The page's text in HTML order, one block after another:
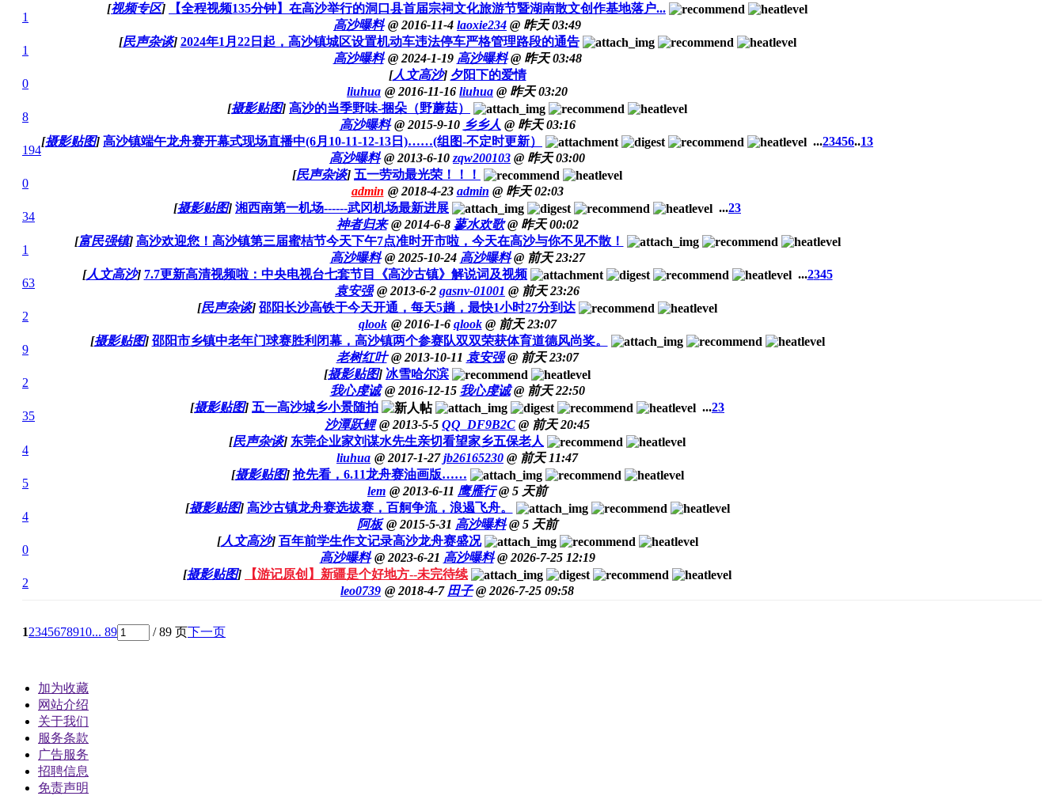
1
[视频专区]
【全程视频135分钟】在高沙举行的洞口县首届宗祠文化旅游节暨湖南散文创作基地落户...
高沙曝料 @ 2016-11-4 laoxie234 @ 昨天 03:49
1
[民声杂谈] 2024年1月22日起，高沙镇城区设置机动车违法停车严格管理路段的通告
高沙曝料 @ 2024-1-19 高沙曝料@ 昨天 03:48
0
[人文高沙] 夕阳下的爱情
liuhua @ 2016-11-16 liuhua @ 昨天 03:20
8
[摄影贴图] 高沙的当季野味-捆朵（野蘑菇）
高沙曝料 @ 2015-9-10 乡乡人 @ 昨天 03:16
194
[摄影贴图] 高沙镇端午龙舟赛开幕式现场直播中(6月10-11-12-13日)……(组图-不定时更新） ...23456..13
高沙曝料 @ 2013-6-10 zqw200103 @ 昨天 03:00
0
[民声杂谈] 五一劳动最光荣！！！
admin @ 2018-4-23 admin @ 昨天 02:03
34
[摄影贴图] 湘西南第一机场------武冈机场最新进展 ...23
神者归来 @ 2014-6-8 蓼水欢歌@ 昨天 00:02
1
[富民强镇] 高沙欢迎您！高沙镇第三届蜜桔节今天下午7点准时开市啦，今天在高沙与你不见不散！
高沙曝料 @ 2025-10-24 高沙曝料@ 前天 23:27
63
[人文高沙] 7.7更新高清视频啦：中央电视台七套节目《高沙古镇》解说词及视频 ...2345
袁安强 @ 2013-6-2 gasnv-01001 @ 前天 23:26
2
[民声杂谈] 邵阳长沙高铁于今天开通，每天5趟，最快1小时27分到达
qlook @ 2016-1-6 qlook@ 前天 23:07
9
[摄影贴图] 邵阳市乡镇中老年门球赛胜利闭幕，高沙镇两个参赛队双双荣获体育道德风尚奖。
老树红叶 @ 2013-10-11 袁安强@ 前天 23:07
2
[摄影贴图] 冰雪哈尔滨
我心虔诚 @ 2016-12-15 我心虔诚@ 前天 22:50
35
[摄影贴图] 五一高沙城乡小景随拍 ...23
沙潭跃鲤 @ 2013-5-5 QQ_DF9B2C @ 前天 20:45
4
[民声杂谈] 东莞企业家刘谋水先生亲切看望家乡五保老人
liuhua @ 2017-1-27 jb26165230 @ 前天 11:47
5
[摄影贴图] 抢先看，6.11龙舟赛油画版……
lem @ 2013-6-11 鹰雁行@ 5 天前
4
[摄影贴图] 高沙古镇龙舟赛选拔赛，百舸争流，浪遏飞舟。
阿板 @ 2015-5-31 高沙曝料@ 5 天前
0
[人文高沙] 百年前学生作文记录高沙龙舟赛盛况
高沙曝料 @ 2023-6-21 高沙曝料@ 2026-7-25 12:19
2
[摄影贴图]
【游记原创】新疆是个好地方--未完待续
leo0739 @ 2018-4-7 田子@ 2026-7-25 09:58
12345678910... 89 / 89 页下一页
加为收藏
网站介绍
关于我们
服务条款
广告服务
招聘信息
免责声明